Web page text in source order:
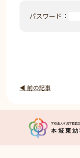
パスワード：
◀︎ 前の記事